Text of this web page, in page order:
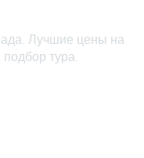
Лучшие цены на
тура.